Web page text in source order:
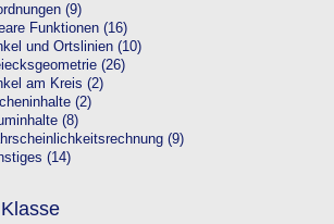
(9)
Funktionen (16)
und Ortslinien (10)
(26)
am Kreis (2)
(2)
(8)
(9)
(14)